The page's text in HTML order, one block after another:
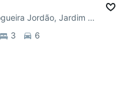
R. Reynaldo Nogueira Jordão, Jardim Nova Ipanema
3 6